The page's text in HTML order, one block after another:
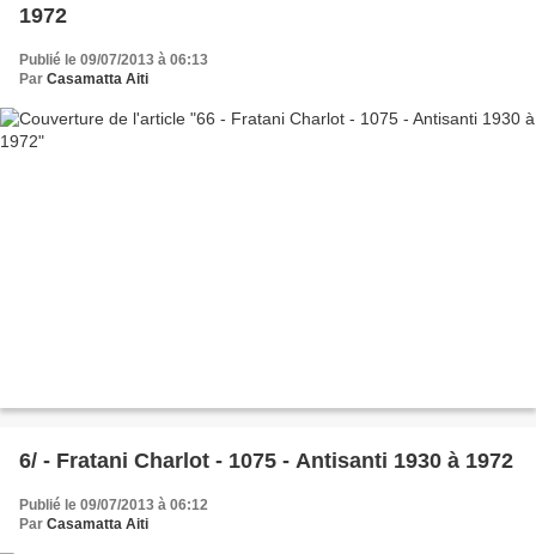
1972
Publié le 09/07/2013 à 06:13
Par Casamatta Aiti
6/ - Fratani Charlot - 1075 - Antisanti 1930 à 1972
Publié le 09/07/2013 à 06:12
Par Casamatta Aiti